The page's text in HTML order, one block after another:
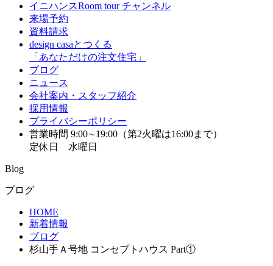
イニハンスRoom tour チャンネル
来場予約
資料請求
design casaとつくる
「あなただけの注文住宅」
ブログ
ニュース
会社案内・スタッフ紹介
採用情報
プライバシーポリシー
営業時間 9:00∼19:00（第2火曜は16:00まで）
定休日 水曜日
Blog
ブログ
HOME
新着情報
ブログ
杉山手Ａ号地 コンセプトハウス Part①